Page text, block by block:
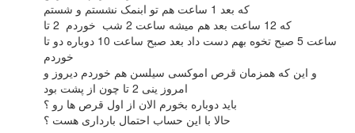
که بعد 1 ساعت هم تو ابنمک نشستم و شستم
که 12 ساعت بعد هم میشه ساعت 2 شب خوردم 2 تا
ساعت 5 صبح تخوه بهم دست داد بعد صبح ساعت 10 دوباره دو تا
خوردم
و این که همزمان قرص اموکسی سیلسن هم خوردم دیروز و
امروز ینی 2 تا چون از پشت بود
باید دوباره بخورم الان از اول قرص ها رو ؟
حالا با این حساب احتمال بارداری هست ؟